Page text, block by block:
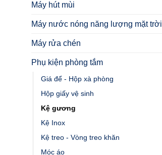
Máy hút mùi
Máy nước nóng năng lượng mặt trời
Máy rửa chén
Phụ kiện phòng tắm
Giá để - Hộp xà phòng
Hộp giấy vệ sinh
Kệ gương
Kệ Inox
Kệ treo - Vòng treo khăn
Móc áo